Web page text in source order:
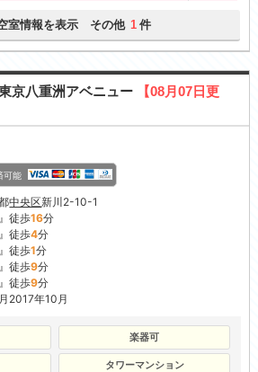
室情報を表示 その他 1 件
京八重洲アベニュー
【08月07日更
可能
中央区新川2-10-1
』徒歩16分
』徒歩4分
』徒歩1分
』徒歩9分
』徒歩9分
2017年10月
楽器可
タワーマンション